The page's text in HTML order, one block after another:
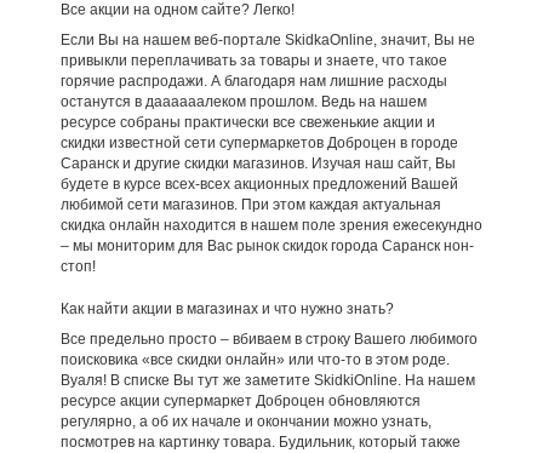
Все акции на одном сайте? Легко!
Если Вы на нашем веб-портале SkidkaOnline, значит, Вы не
привыкли переплачивать за товары и знаете, что такое
горячие распродажи. А благодаря нам лишние расходы
останутся в даааааалеком прошлом. Ведь на нашем
ресурсе собраны практически все свеженькие акции и
скидки известной сети супермаркетов Доброцен в городе
Саранск и другие скидки магазинов. Изучая наш сайт, Вы
будете в курсе всех-всех акционных предложений Вашей
любимой сети магазинов. При этом каждая актуальная
скидка онлайн находится в нашем поле зрения ежесекундно
– мы мониторим для Вас рынок скидок города Саранск нон-
стоп!
Как найти акции в магазинах и что нужно знать?
Все предельно просто – вбиваем в строку Вашего любимого
поисковика «все скидки онлайн» или что-то в этом роде.
Вуаля! В списке Вы тут же заметите SkidkiOnline. На нашем
ресурсе акции супермаркет Доброцен обновляются
регулярно, а об их начале и окончании можно узнать,
посмотрев на картинку товара. Будильник, который также